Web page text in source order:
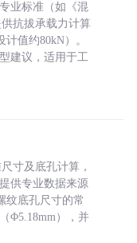
业标准（如《混
抗拔承载力计算
值约80kN）。
建议，适用于工
寸及底孔计算，
供专业数据来源
纹底孔尺寸的常
Φ5.18mm），并